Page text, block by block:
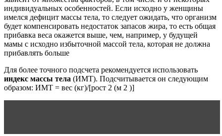
индивидуальных особенностей. Если исходно у женщины
имелся дефицит массы тела, то следует ожидать, что организм
будет компенсировать недостаток запасов жира, то есть общая
прибавка веса окажется выше, чем, например, у будущей
мамы с исходно избыточной массой тела, которая не должна
прибавлять больше
Для более точного подсчета рекомендуется использовать
индекс массы тела (ИМТ). Подсчитывается он следующим
образом: ИМТ = вес (кг)/[рост 2 (м 2 )]